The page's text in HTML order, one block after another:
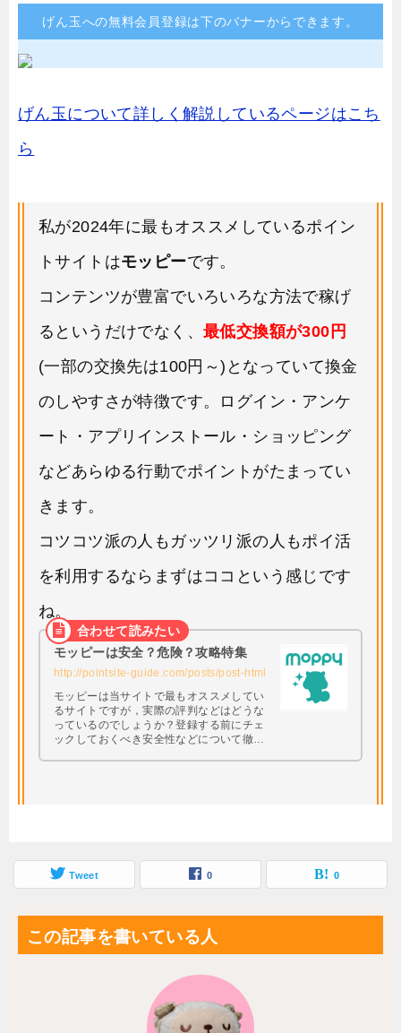
げん玉への無料会員登録は下のバナーからできます。
げん玉について詳しく解説しているページはこち
ら
私が2024年に最もオススメしているポイン
トサイトはモッピーです。
コンテンツが豊富でいろいろな方法で稼げ
るというだけでなく、 最低交換額が300円
(一部の交換先は100円～)となっていて換金
のしやすさが特徴です。ログイン・アンケ
ート・アプリインストール・ショッピング
などあらゆる行動でポイントがたまってい
きます。
コツコツ派の人もガッツリ派の人もポイ活
を利用するならまずはココという感じです
ね。
モッピーは安全？危険？攻略特集
http://pointsite-guide.com/posts/post-html
モッピーは当サイトで最もオススメしてい
るサイトですが，実際の評判などはどうな
っているのでしょうか？登録する前にチェ
ックしておくべき安全性などについて徹底
Tweet 0 0
この記事を書いている人